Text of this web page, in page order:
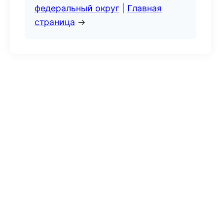
федеральный округ
Главная
страница →